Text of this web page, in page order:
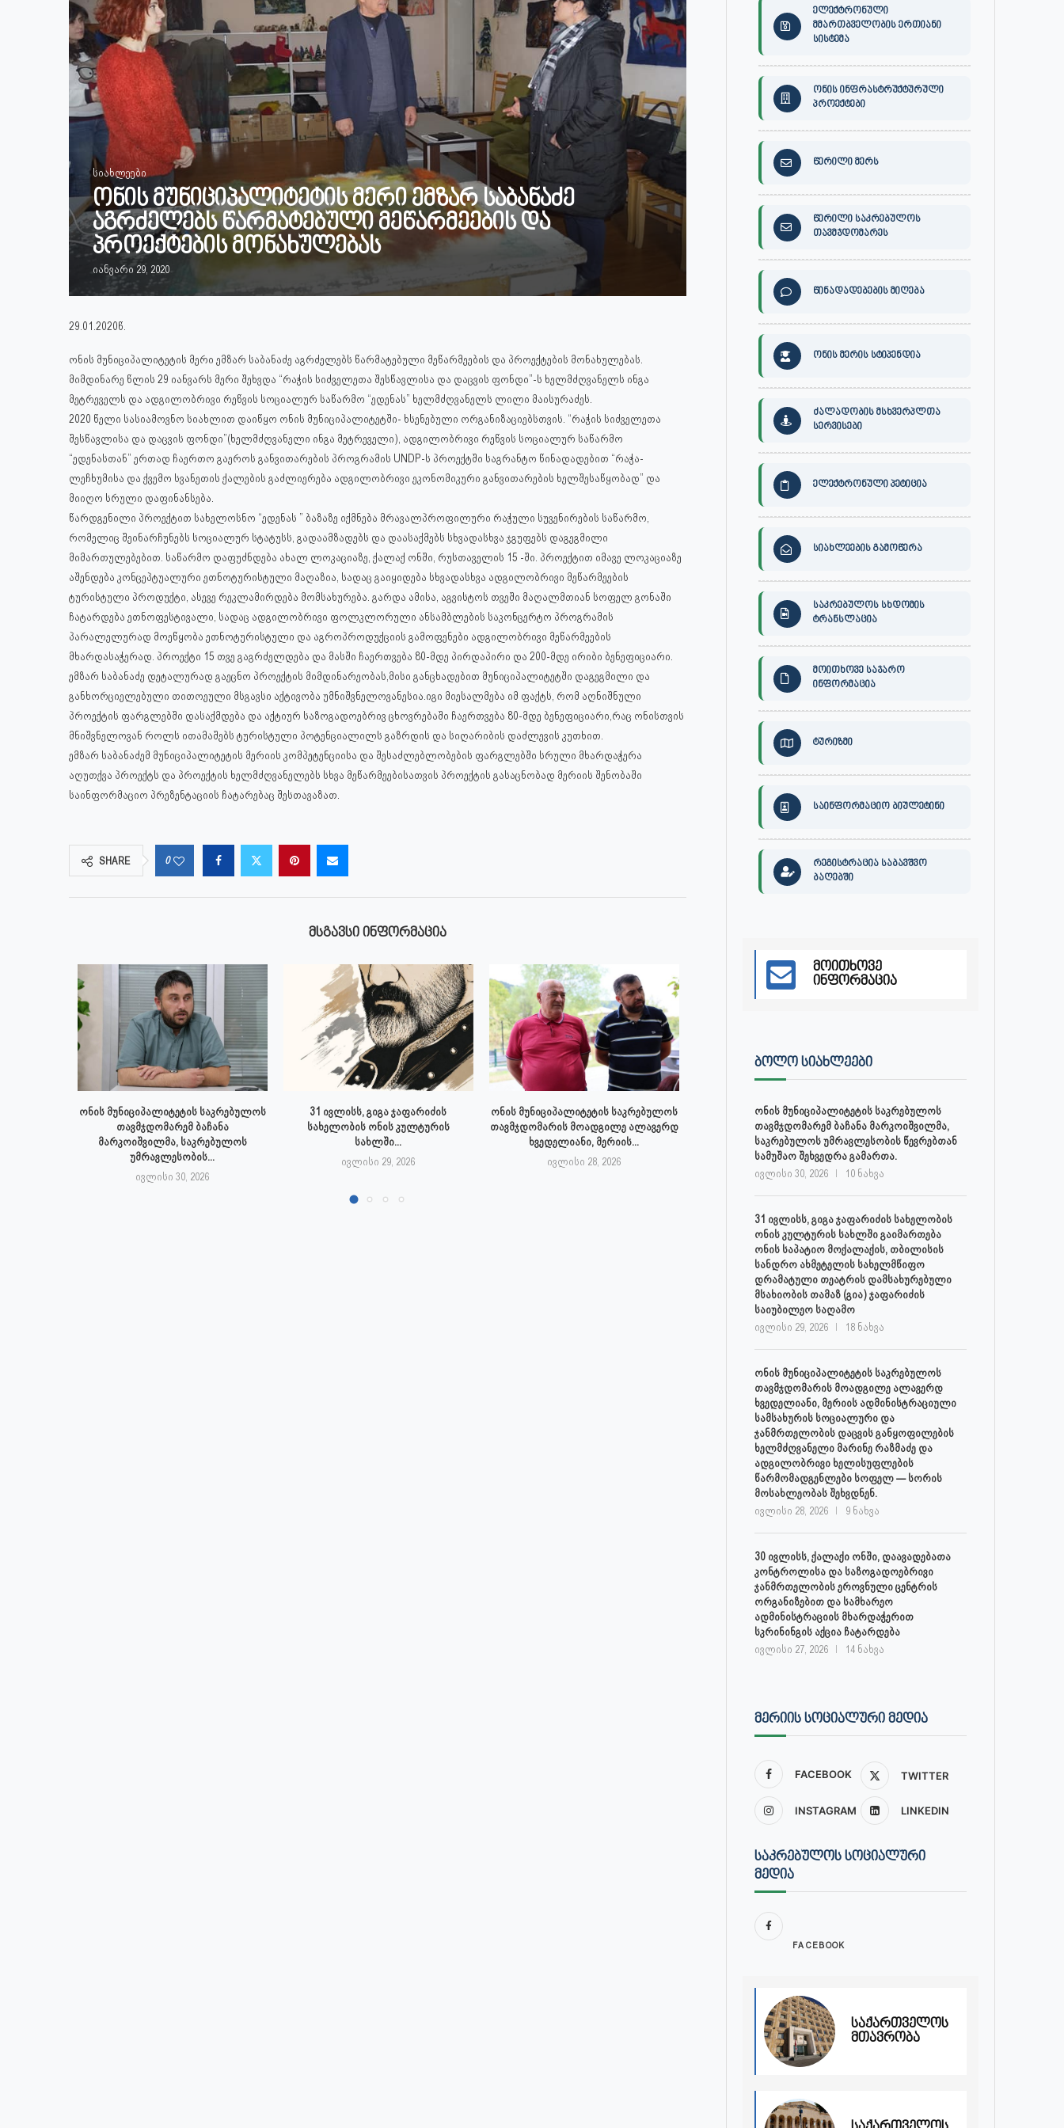
სიახლეები
ონის მუნიციპალიტეტის მერი ემზარ საბანაძე
აგრძელებს წარმატებული მეწარმეების და
პროექტების მონახულებას
იანვარი 29, 2020
29.01.2020წ.
ონის მუნიციპალიტეტის მერი ემზარ საბანაძე აგრძელებს წარმატებული მეწარმეების და პროექტების მონახულებას.
მიმდინარე წლის 29 იანვარს მერი შეხვდა “რაჭის სიძველეთა შესწავლისა და დაცვის ფონდი”-ს ხელმძღვანელს ინგა
მეტრეველს და ადგილობრივი რეწვის სოციალურ საწარმო “ედენას” ხელმძღვანელს ლილი მაისურაძეს.
2020 წელი სასიამოვნო სიახლით დაიწყო ონის მუნიციპალიტეტში- ხსენებული ორგანიზაციებსთვის. “რაჭის სიძველეთა
შესწავლისა და დაცვის ფონდი”(ხელმძღვანელი ინგა მეტრეველი), ადგილობრივი რეწვის სოციალურ საწარმო
“ედენასთან” ერთად ჩაერთო გაეროს განვითარების პროგრამის UNDP-ს პროექტში საგრანტო წინადადებით “რაჭა-
ლეჩხუმისა და ქვემო სვანეთის ქალების გაძლიერება ადგილობრივი ეკონომიკური განვითარების ხელშესაწყობად” და
მიიღო სრული დაფინანსება.
წარდგენილი პროექტით სახელოსნო “ედენას ” ბაზაზე იქმნება მრავალპროფილური რაჭული სუვენირების საწარმო,
რომელიც შეინარჩუნებს სოციალურ სტატუსს, გადაამზადებს და დაასაქმებს სხვადასხვა ჯგუფებს დაგეგმილი
მიმართულებებით. საწარმო დაფუძნდება ახალ ლოკაციაზე, ქალაქ ონში, რუსთაველის 15 -ში. პროექტით იმავე ლოკაციაზე
აშენდება კონცეპტუალური ეთნოტურისტული მაღაზია, სადაც გაიყიდება სხვადასხვა ადგილობრივი მეწარმეების
ტურისტული პროდუქტი, ასევე რეკლამირდება მომსახურება. გარდა ამისა, აგვისტოს თვეში მაღალმთიან სოფელ გონაში
ჩატარდება ეთნოფესტივალი, სადაც ადგილობრივი ფოლკლორული ანსამბლების საკონცერტო პროგრამის
პარალელურად მოეწყობა ეთნოტურისტული და აგროპროდუქციის გამოფენები ადგილობრივი მეწარმეების
მხარდასაჭერად. პროექტი 15 თვე გაგრძელდება და მასში ჩაერთვება 80-მდე პირდაპირი და 200-მდე ირიბი ბენეფიციარი.
ემზარ საბანაძე დეტალურად გაეცნო პროექტის მიმდინარეობას,მისი განცხადებით მუნიციპალიტეტში დაგეგმილი და
განხორციელებული თითოეული მსგავსი აქტივობა უმნიშვნელოვანესია.იგი მიესალმება იმ ფაქტს, რომ აღნიშნული
პროექტის ფარგლებში დასაქმდება და აქტიურ საზოგადოებრივ ცხოვრებაში ჩაერთვება 80-მდე ბენეფიციარი,რაც ონისთვის
მნიშვნელოვან როლს ითამაშებს ტურისტული პოტენციალილს გაზრდის და სიღარიბის დაძლევის კუთხით.
ემზარ საბანაძემ მუნიციპალიტეტის მერიის კომპეტენციისა და შესაძლებლობების ფარგლებში სრული მხარდაჭერა
აღუთქვა პროექტს და პროექტის ხელმძღვანელებს სხვა მეწარმეებისათვის პროექტის გასაცნობად მერიის შენობაში
საინფორმაციო პრეზენტაციის ჩატარებაც შესთავაზათ.
SHARE 0
ᲛᲡᲒᲐᲕᲡᲘ ᲘᲜᲤᲝᲠᲛᲐᲪᲘᲐ
ონის მუნიციპალიტეტის საკრებულოს
თავმჯდომარემ ბაჩანა
მარკოიშვილმა, საკრებულოს
უმრავლესობის...
ივლისი 30, 2026
31 ივლისს, გიგა ჯაფარიძის
სახელობის ონის კულტურის
სახლში...
ივლისი 29, 2026
ონის მუნიციპალიტეტის საკრებულოს
თავმჯდომარის მოადგილე ალავერდ
ხვედელიანი, მერიის...
ივლისი 28, 2026
30 ივლისს, ქალაქი ონში,
დაავადებათა კონტროლისა და
საზოგადოებრივი...
ივლისი 27, 2026
ონის მუნიციპალიტეტის მერმა
ლობჟანიძემ სამუშაო
ელექტრონული
მმართბველობის ერთიანი
სისტემა
ონის ინფრასტრუქტურული
პროექტები
წერილი მერს
წერილი საკრებულოს
თავმჯდომარეს
წინადადებების მიღება
ონის მერის სტიპენდია
ძალადობის მსხვერპლთა
სერვისები
ელექტრონული პეტიცია
სიახლეების გამოწერა
საკრებულოს სხდომის
ტრანსლაცია
მოითხოვე საჯარო
ინფორმაცია
ტურიზმი
საინფორმაციო ბიულეტინი
რეგისტრაცია საბავშვო
ბაღებში
მოითხოვე
ინფორმაცია
ᲑᲝᲚᲝ ᲡᲘᲐᲮᲚᲔᲔᲑᲘ
ონის მუნიციპალიტეტის საკრებულოს
თავმჯდომარემ ბაჩანა მარკოიშვილმა,
საკრებულოს უმრავლესობის წევრებთან
სამუშაო შეხვედრა გამართა.
ივლისი 30, 2026 10 ნახვა
31 ივლისს, გიგა ჯაფარიძის სახელობის
ონის კულტურის სახლში გაიმართება
ონის საპატიო მოქალაქის, თბილისის
სანდრო ახმეტელის სახელმწიფო
დრამატული თეატრის დამსახურებული
მსახიობის თამაზ (გია) ჯაფარიძის
საიუბილეო საღამო
ივლისი 29, 2026 18 ნახვა
ონის მუნიციპალიტეტის საკრებულოს
თავმჯდომარის მოადგილე ალავერდ
ხვედელიანი, მერიის ადმინისტრაციული
სამსახურის სოციალური და
ჯანმრთელობის დაცვის განყოფილების
ხელმძღვანელი მარინე რაზმაძე და
ადგილობრივი ხელისუფლების
წარმომადგენლები სოფელ — სორის
მოსახლეობას შეხვდნენ.
ივლისი 28, 2026 9 ნახვა
30 ივლისს, ქალაქი ონში, დაავადებათა
კონტროლისა და საზოგადოებრივი
ჯანმრთელობის ეროვნული ცენტრის
ორგანიზებით და სამხარეო
ადმინისტრაციის მხარდაჭერით
სკრინინგის აქცია ჩატარდება
ივლისი 27, 2026 14 ნახვა
ᲛᲔᲠᲘᲘᲡ ᲡᲝᲪᲘᲐᲚᲣᲠᲘ ᲛᲔᲓᲘᲐ
FACEBOOK TWITTER
INSTAGRAM LINKEDIN
ᲡᲐᲙᲠᲔᲑᲣᲚᲝᲡ ᲡᲝᲪᲘᲐᲚᲣᲠᲘ
ᲛᲔᲓᲘᲐ
FACEBOOK
საქართველოს
მთავრობა